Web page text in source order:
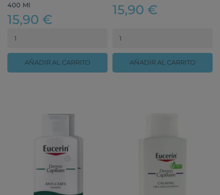
400 Ml
15,90 €
AÑADIR AL CARRITO
15,90 €
AÑADIR AL CARRITO